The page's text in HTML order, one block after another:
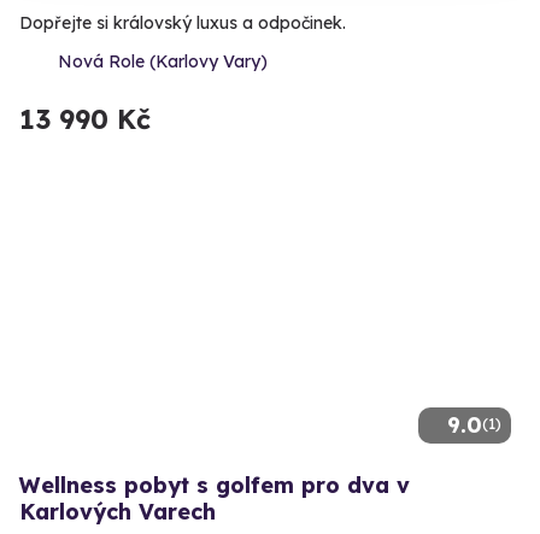
Dopřejte si královský luxus a odpočinek.
Nová Role (Karlovy Vary)
13 990 Kč
9.0(1)
Wellness pobyt s golfem pro dva v
Karlových Varech